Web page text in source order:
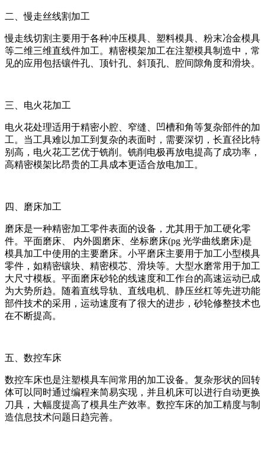
二、慢走丝线割加工
慢走线切割主要用于各种冲压模具、塑料模具、粉末冶金模具
等二维三维直线件加工。精密模架加工在注塑模具制造中，常
见的应用包括镶件孔、顶针孔、斜顶孔、腔间隙角度和滑块。
三、电火花加工
电火花处理适用于精密小腔、窄缝、凹槽和角等复杂部件的加
工。当工具难以加工到复杂的表面时，需要深切，长直径比特
别高，电火花工艺优于铣削。铣削电极再放电提高了成功率，
高精密模架比昂贵的工具成本更适合放电加工。
四、磨床加工
磨床是一种精密加工零件表面的设备，尤其用于加工硬化零
件。平面磨床、 内外圆磨床、坐标磨床(pg 光学曲线磨床)是
模具加工中使用的主要磨床。小平磨床主要用于加工小型模具
零件，如精密镶块、精密模芯、滑块等。大型水磨常用于加工
大尺寸模板。平面磨床砂轮的线速度和工作台的高速运动已成
为大势所趋。随着直线导轨、直线电机、静压丝杠等先进功能
部件技术的采用，运动速度有了很大的进步，砂轮修整技术也
在不断提高。
五、数控车床
数控车床也是注塑模具车间常用的加工设备。复杂形状的回转
体可以同时通过编程来简易实现，并且机床可以进行自动更换
刀具，大幅度提高了模具生产效率。数控车床的加工精度与制
造信息技术问题日趋完善。